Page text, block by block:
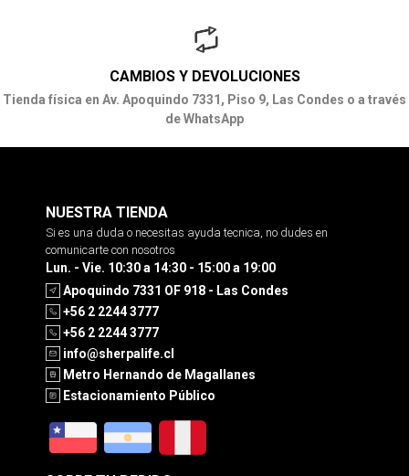
CAMBIOS Y DEVOLUCIONES
Tienda física en Av. Apoquindo 7331, Piso 9, Las Condes o a través
de WhatsApp
NUESTRA TIENDA
Si es una duda o necesitas ayuda tecnica, no dudes en
comunicarte con nosotros
Lun. - Vie. 10:30 a 14:30 - 15:00 a 19:00
Apoquindo 7331 OF 918 - Las Condes
+56 2 2244 3777
+56 2 2244 3777
info@sherpalife.cl
Metro Hernando de Magallanes
Estacionamiento Público